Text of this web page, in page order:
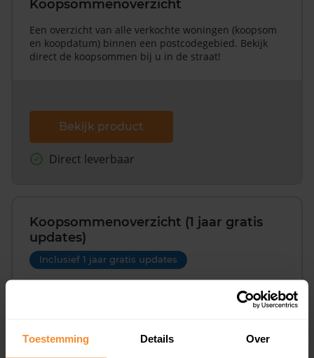
Toestemming Details Over
Koopsommenoverzicht
Een overzicht van alle verkochte woningen (koopsom
en koopdatum) binnen een postcodegebied. Bekijk
direct de koopsommen bij u in de straat!
Bekijk product
Direct leverbaar
Koopsommenoverzicht (1 jaar gratis
updates)
Inclusief 1 jaar gratis updates
en koopdatum) binnen een postcodegebied. Dit
inclusief een jaar lang gratis updates van nieuwe